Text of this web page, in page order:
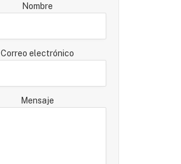
Nombre
Correo electrónico
Mensaje